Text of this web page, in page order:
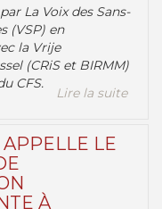
La Voix des Sans-
(VSP) en
la Vrije
(CRiS et BIRMM)
CFS.
Lire la suite
APPELLE LE
À